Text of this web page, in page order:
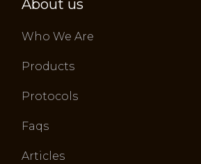
About us
Who We Are
Products
Protocols
Faqs
Articles